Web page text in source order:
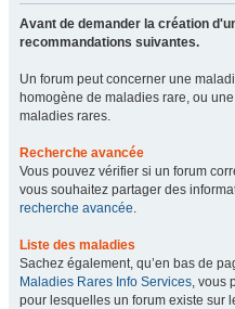
Avant de demander la création
recommandations suivantes.
Un forum peut concerner une
homogène de maladies rare, ou
maladies rares.
Recherche avancée
Vous pouvez vérifier si un forum
vous souhaitez partager des
recherche avancée.
Liste des maladies
Sachez également, qu’en bas de
Maladies Rares Info Services, vous
pour lesquelles un forum existe sur